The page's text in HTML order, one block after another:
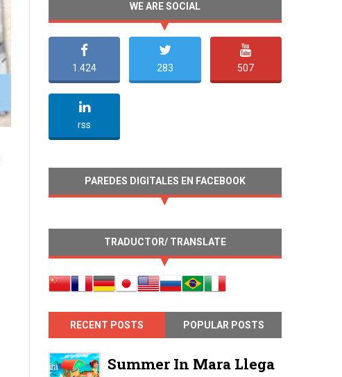
WE ARE SOCIAL
1.424 283 507
rss
PAREDES DIGITALES EN FACEBOOK
TRADUCTOR/ TRANSLATE
RECENT POSTS POPULAR POSTS
Summer In Mara Llega